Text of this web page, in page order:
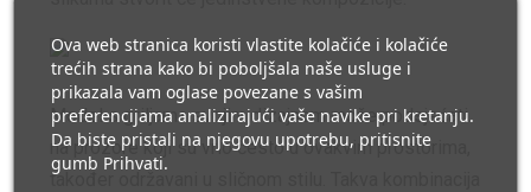
Model s griljama svojim dizajnom može podsjećati
na prozore koji su vrlo često u ovakvim prostorima,
također održavani u sličnom stilu. Takva kombinacija
Ova web stranica koristi vlastite kolačiće i kolačiće
trećih strana kako bi poboljšala naše usluge i
prikazala vam oglase povezane s vašim
preferencijama analizirajući vaše navike pri kretanju.
Da biste pristali na njegovu upotrebu, pritisnite
gumb Prihvati.